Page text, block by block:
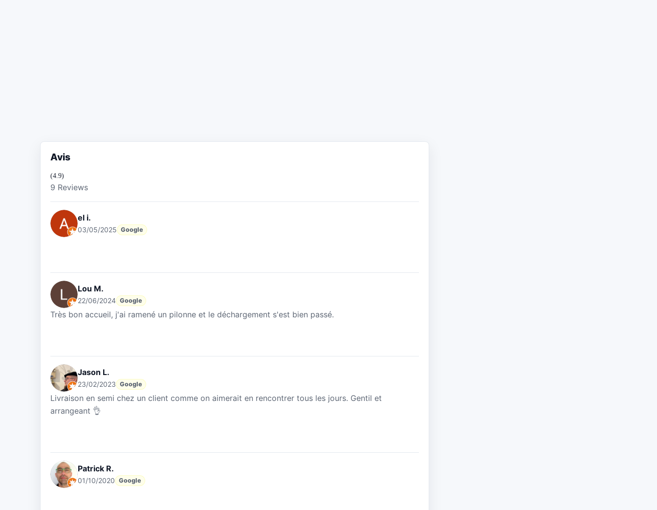
Avis
(4.9)
9 Reviews
el i.
03/05/2025 Google
Lou M.
22/06/2024 Google
Très bon accueil, j'ai ramené un pilonne et le déchargement s'est bien passé.
Jason L.
23/02/2023 Google
Livraison en semi chez un client comme on aimerait en rencontrer tous les jours. Gentil et
arrangeant 👌
Patrick R.
01/10/2020 Google